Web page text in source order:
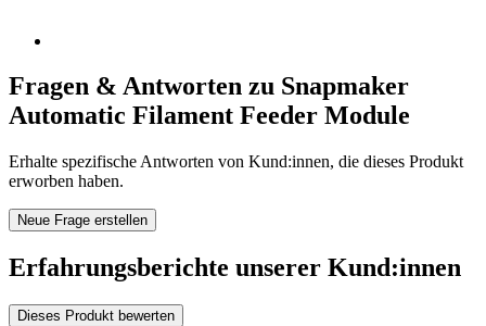
Fragen & Antworten zu Snapmaker
Automatic Filament Feeder Module
Erhalte spezifische Antworten von Kund:innen, die dieses Produkt
erworben haben.
Neue Frage erstellen
Erfahrungsberichte unserer Kund:innen
Dieses Produkt bewerten